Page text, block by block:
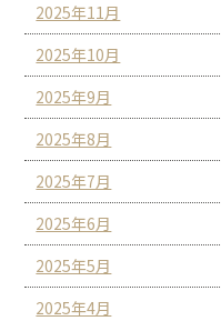
2025年11月
2025年10月
2025年9月
2025年8月
2025年7月
2025年6月
2025年5月
2025年4月